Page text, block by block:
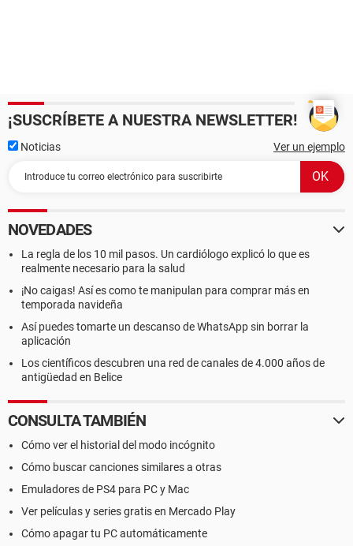
¡SUSCRÍBETE A NUESTRA NEWSLETTER!
Noticias Ver un ejemplo
NOVEDADES
La regla de los 10 mil pasos. Un cardiólogo explicó lo que es
realmente necesario para la salud
¡No caigas! Así es como te manipulan para comprar más en
temporada navideña
Así puedes tomarte un descanso de WhatsApp sin borrar la
aplicación
Los científicos descubren una red de canales de 4.000 años de
antigüedad en Belice
CONSULTA TAMBIÉN
Cómo ver el historial del modo incógnito
Cómo buscar canciones similares a otras
Emuladores de PS4 para PC y Mac
Ver películas y series gratis en Mercado Play
Cómo apagar tu PC automáticamente